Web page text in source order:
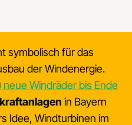
symbolisch für das
der Windenergie.
Windräder bis Ende
in Bayern
Idee, Windturbinen im